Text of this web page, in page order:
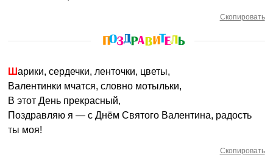
Скопировать
Шарики, сердечки, ленточки, цветы,
Валентинки мчатся, словно мотыльки,
В этот День прекрасный,
Поздравляю я — с Днём Святого Валентина, радость
ты моя!
Скопировать